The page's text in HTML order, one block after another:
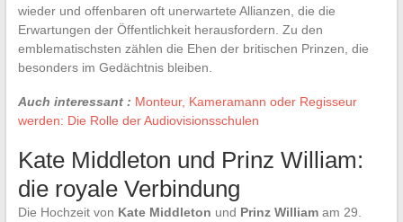
wieder und offenbaren oft unerwartete Allianzen, die die
Erwartungen der Öffentlichkeit herausfordern. Zu den
emblematischsten zählen die Ehen der britischen Prinzen, die
besonders im Gedächtnis bleiben.
Auch interessant : Monteur, Kameramann oder Regisseur
werden: Die Rolle der Audiovisionsschulen
Kate Middleton und Prinz William:
die royale Verbindung
Die Hochzeit von Kate Middleton und Prinz Williamam 29.